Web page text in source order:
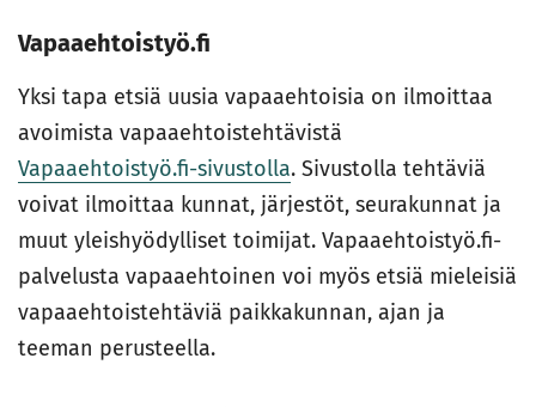
Vapaaehtoistyö.fi
Yksi tapa etsiä uusia vapaaehtoisia on ilmoittaa
avoimista vapaaehtoistehtävistä
Vapaaehtoistyö.fi-sivustolla. Sivustolla tehtäviä
voivat ilmoittaa kunnat, järjestöt, seurakunnat ja
muut yleishyödylliset toimijat. Vapaaehtoistyö.fi-
palvelusta vapaaehtoinen voi myös etsiä mieleisiä
vapaaehtoistehtäviä paikkakunnan, ajan ja
teeman perusteella.